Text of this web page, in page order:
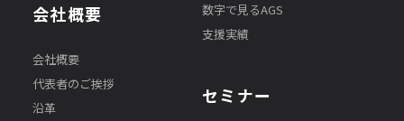
数字で見るAGS
支援実績
会社概要
会社概要
代表者のご挨拶
沿革
セミナー